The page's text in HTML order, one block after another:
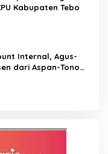
Kabupaten Tebo
Internal, Agus-
dari Aspan-Tono